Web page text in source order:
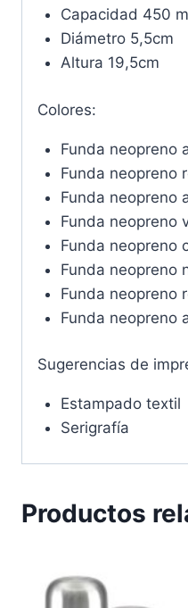
Capacidad 450
Diámetro 5,5cm
Altura 19,5cm
Colores:
Funda neopreno
Funda neopreno
Funda neopreno
Funda neopreno
Funda neopreno
Funda neopreno
Funda neopreno
Funda neopreno
Sugerencias de
Estampado textil
Serigrafía
Productos